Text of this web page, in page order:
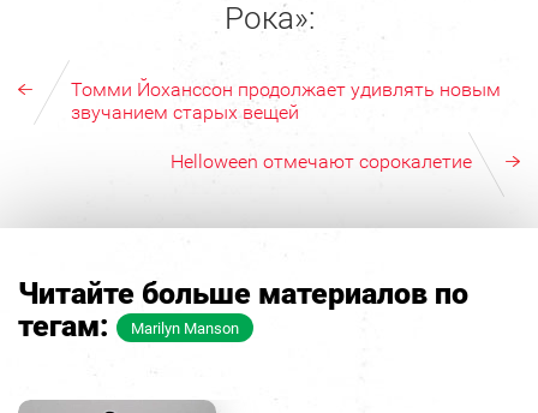
Рока»:
Томми Йоханссон продолжает удивлять новым
звучанием старых вещей
Helloween отмечают сорокалетие
Читайте больше материалов по
тегам:
Marilyn Manson